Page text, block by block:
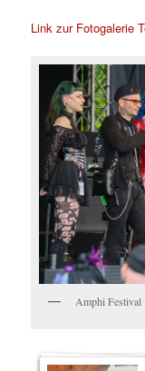
Link zur Fotogalerie
Amphi Festival